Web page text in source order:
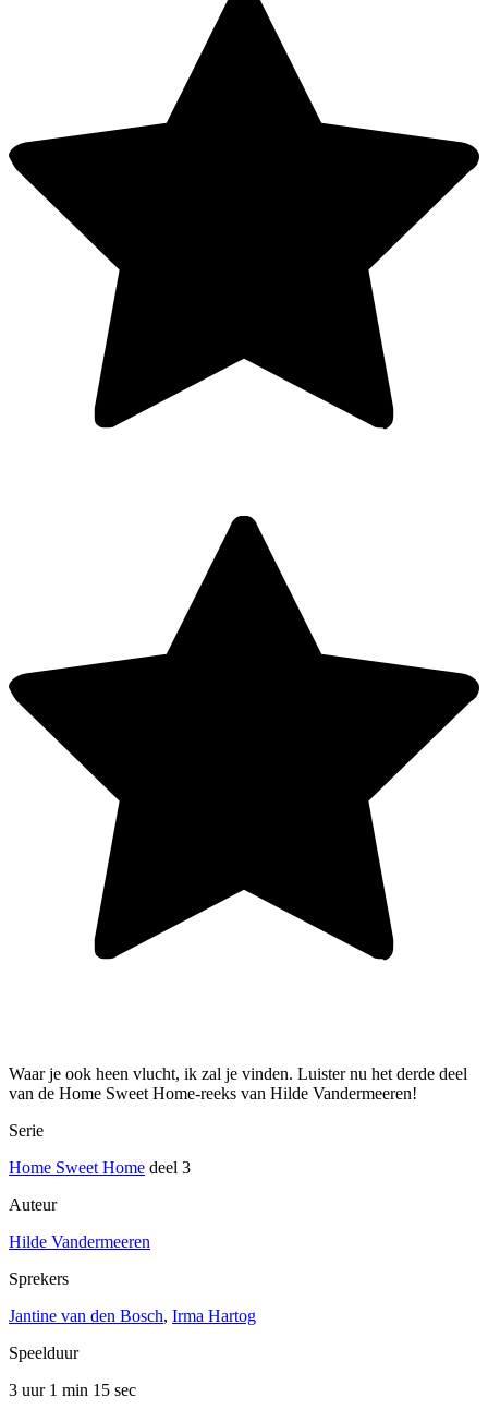
Waar je ook heen vlucht, ik zal je vinden. Luister nu het derde deel
van de Home Sweet Home-reeks van Hilde Vandermeeren!
Serie
Home Sweet Home deel 3
Auteur
Hilde Vandermeeren
Sprekers
Jantine van den Bosch, Irma Hartog
Speelduur
3 uur 1 min 15 sec